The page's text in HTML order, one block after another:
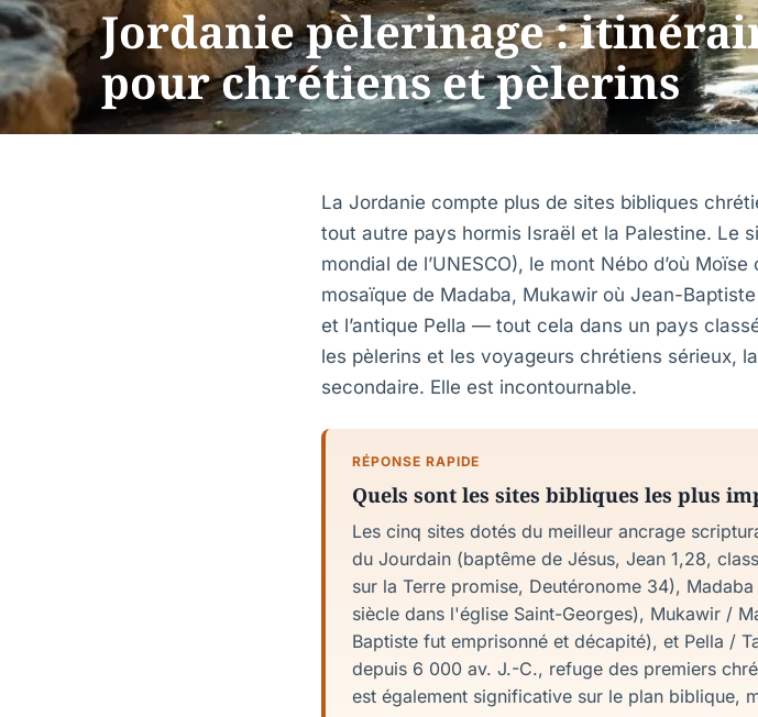
Jordanie pèlerinage :
pour chrétiens et pèlerins
La Jordanie compte plus de sites bibliques
tout autre pays hormis Israël et la Palestine. Le
mondial de l’UNESCO), le mont Nébo d’où
mosaïque de Madaba, Mukawir où Jean-
et l’antique Pella — tout cela dans un pays
les pèlerins et les voyageurs chrétiens sérieux,
secondaire. Elle est incontournable.
RÉPONSE RAPIDE
Quels sont les sites bibliques les plus
Les cinq sites dotés du meilleur ancrage
du Jourdain (baptême de Jésus, Jean 1,28,
sur la Terre promise, Deutéronome 34),
siècle dans l'église Saint-Georges), Mukawir /
Baptiste fut emprisonné et décapité), et Pella /
depuis 6 000 av. J.-C., refuge des premiers
est également significative sur le plan biblique,